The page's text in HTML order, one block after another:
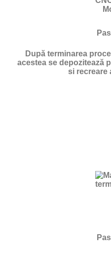
După terminarea
acestea se depozitează
si recreare